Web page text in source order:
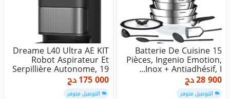
Batterie De Cuisine 15
Pièces, Ingenio Emotion,
Inox + Antiadhésif, I...
28 900دج
التوصيل متوفر
Dreame L40 Ultra AE KIT
Robot Aspirateur Et
Serpillière Autonome, 19
0...
175 000دج
التوصيل متوفر